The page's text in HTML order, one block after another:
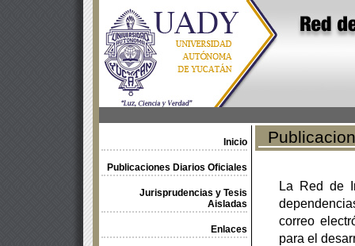
Inicio
Publicaciones Diarios Oficiales
Jurisprudencias y Tesis
Aisladas
Enlaces
La Red de
correo
para el